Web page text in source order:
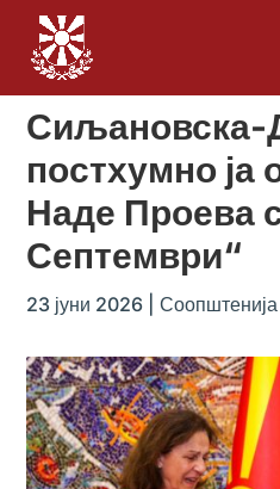
Сиљановска-
постхумно ја
Наде Проева
Септември“
23 јуни 2026 |Соопштенија